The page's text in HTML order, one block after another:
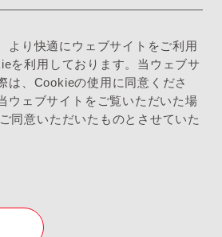
より快適にウェブサイトをご利用
を利用しております。当ウェブサ
は、Cookieの使用に同意くださ
ウェブサイトをご覧いただいた場
同意いただいたものとさせていた